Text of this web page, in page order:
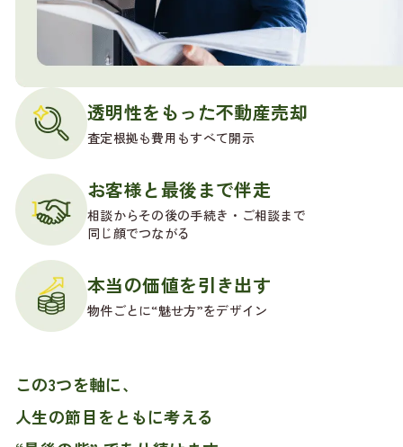
透明性をもった不動産売却
査定根拠も費用もすべて開示
お客様と最後まで伴走
相談からその後の手続き・ご相談まで
同じ顔でつながる
本当の価値を引き出す
物件ごとに“魅せ方”をデザイン
この3つを軸に、
人生の節目をともに考える